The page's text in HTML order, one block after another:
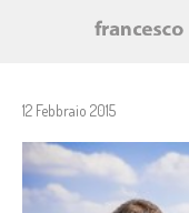
12 Febbraio 2015